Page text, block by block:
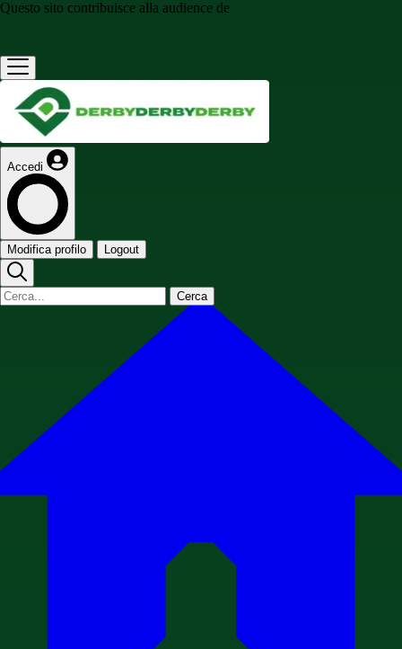
Questo sito contribuisce alla audience de
Accedi
Modifica profilo Logout
Cerca